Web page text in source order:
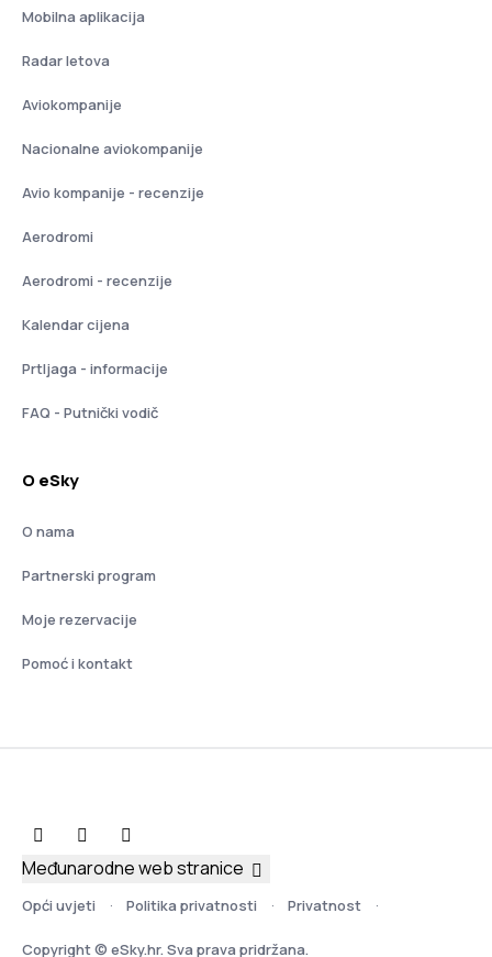
Mobilna aplikacija
Radar letova
Aviokompanije
Nacionalne aviokompanije
Avio kompanije - recenzije
Aerodromi
Aerodromi - recenzije
Kalendar cijena
Prtljaga - informacije
FAQ - Putnički vodič
O eSky
O nama
Partnerski program
Moje rezervacije
Pomoć i kontakt
Opći uvjeti Politika privatnosti Privatnost
Copyright © eSky.hr. Sva prava pridržana.
Međunarodne web stranice